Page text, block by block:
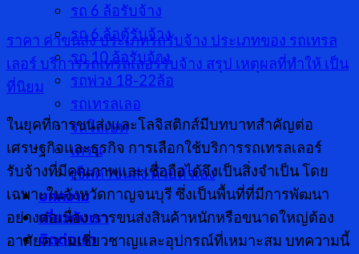
รถ 6 ล้อรับจ้าง
รถ 6 ล้อตู้รับจ้าง
รถ 10 ล้อรับจ้าง
รถพ่วง 18-22ล้อ
รถเทรลเลอ
รถโลเบท
เครน
เช็คค่าขนส่ง ด้วยตัวเอง
บทความ
เกี่ยวกับเรา
ติดต่อเรา
ราคา ค่าขนส่งประเภทรถรับจ้าง ประเภทของ รถเทรล
เลอร์ บริการรถเทรลเลอร์รับจ้าง สรุป เหตุผลที่ทำให้ เป็น
ที่นิยม
ในยุคที่การขนส่งและโลจิสติกส์มีบทบาทสำคัญต่อ
เศรษฐกิจและธุรกิจ การเลือกใช้บริการรถเทรลเลอร์
รับจ้างที่มีคุณภาพและเชื่อถือได้จึงเป็นสิ่งจำเป็น โดย
เฉพาะในจังหวัดกาญจนบุรี ซึ่งเป็นพื้นที่ที่มีการพัฒนา
อย่างต่อเนื่อง การขนส่งสินค้าหนักหรือขนาดใหญ่ต้อง
อาศัยความเชี่ยวชาญและอุปกรณ์ที่เหมาะสม บทความนี้